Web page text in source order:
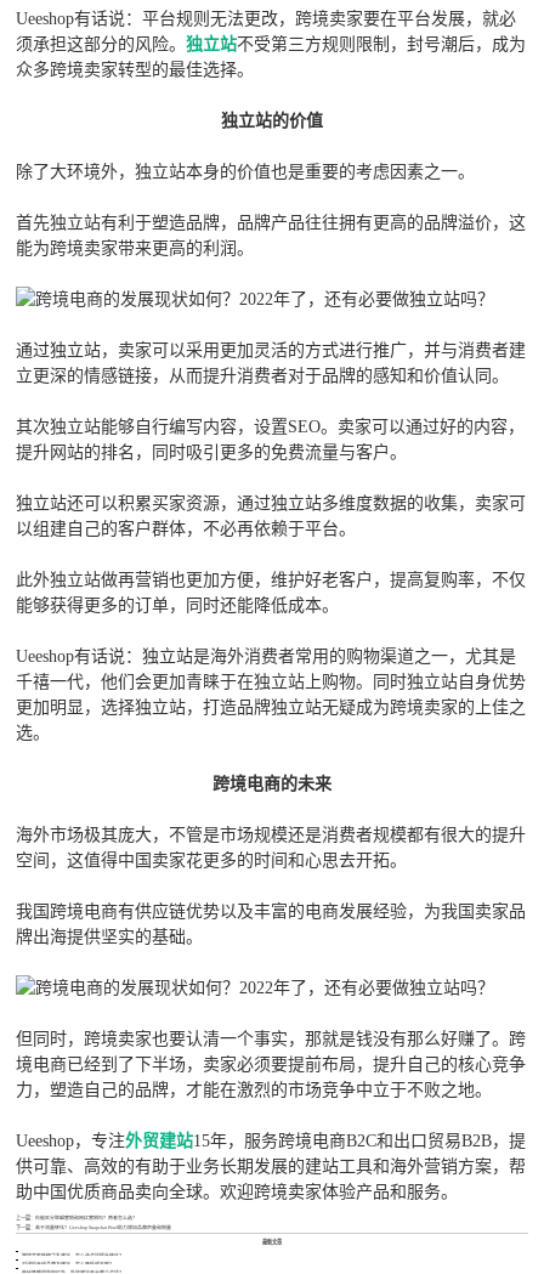
Ueeshop有话说：平台规则无法更改，跨境卖家要在平台发展，就必
须承担这部分的风险。独立站不受第三方规则限制，封号潮后，成为
众多跨境卖家转型的最佳选择。
独立站的价值
除了大环境外，独立站本身的价值也是重要的考虑因素之一。
首先独立站有利于塑造品牌，品牌产品往往拥有更高的品牌溢价，这
能为跨境卖家带来更高的利润。
通过独立站，卖家可以采用更加灵活的方式进行推广，并与消费者建
立更深的情感链接，从而提升消费者对于品牌的感知和价值认同。
其次独立站能够自行编写内容，设置SEO。卖家可以通过好的内容，
提升网站的排名，同时吸引更多的免费流量与客户。
独立站还可以积累买家资源，通过独立站多维度数据的收集，卖家可
以组建自己的客户群体，不必再依赖于平台。
此外独立站做再营销也更加方便，维护好老客户，提高复购率，不仅
能够获得更多的订单，同时还能降低成本。
Ueeshop有话说：独立站是海外消费者常用的购物渠道之一，尤其是
千禧一代，他们会更加青睐于在独立站上购物。同时独立站自身优势
更加明显，选择独立站，打造品牌独立站无疑成为跨境卖家的上佳之
选。
跨境电商的未来
海外市场极其庞大，不管是市场规模还是消费者规模都有很大的提升
空间，这值得中国卖家花更多的时间和心思去开拓。
我国跨境电商有供应链优势以及丰富的电商发展经验，为我国卖家品
牌出海提供坚实的基础。
但同时，跨境卖家也要认清一个事实，那就是钱没有那么好赚了。跨
境电商已经到了下半场，卖家必须要提前布局，提升自己的核心竞争
力，塑造自己的品牌，才能在激烈的市场竞争中立于不败之地。
Ueeshop，专注外贸建站15年，服务跨境电商B2C和出口贸易B2B，提
供可靠、高效的有助于业务长期发展的建站工具和海外营销方案，帮
助中国优质商品卖向全球。欢迎跨境卖家体验产品和服务。
上一篇：你能区分联盟营销和网红营销吗？两者怎么选？
下一篇： 苦于流量转化？Ueeshop Snapchat Pixel助力增加品牌声量和销量
最新文章
跨境卖家做精华乳建站，怎么选合适提升转化？
对讲机天线品牌方建站，怎么降低成本啊？
做帐篷睡袋防虫红外，外贸建站平台哪个合适？